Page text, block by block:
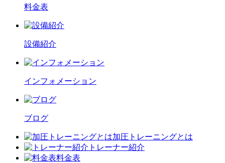
料金表
設備紹介
インフォメーション
ブログ
加圧トレーニングとは
トレーナー紹介
料金表